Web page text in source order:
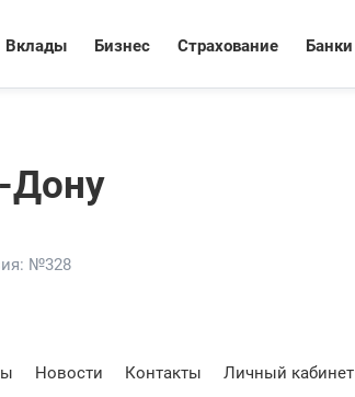
Вклады Бизнес Страхование Банки
Дону
№328
Новости Контакты Личный кабинет